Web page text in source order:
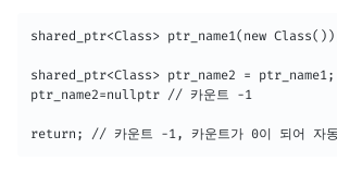
shared_ptr<Class> ptr_name1(new
shared_ptr<Class> ptr_name2 =
ptr_name2=nullptr // 카운트 -1
return; // 카운트 -1, 카운트가 0이 되어 자동